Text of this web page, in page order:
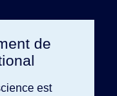
de
est